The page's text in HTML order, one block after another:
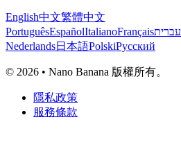
English中文繁體中文
PortuguêsEspañolItalianoFrançaisעברית
Nederlands日本語PolskiРусский
© 2026 • Nano Banana 版權所有。
隱私政策
服務條款